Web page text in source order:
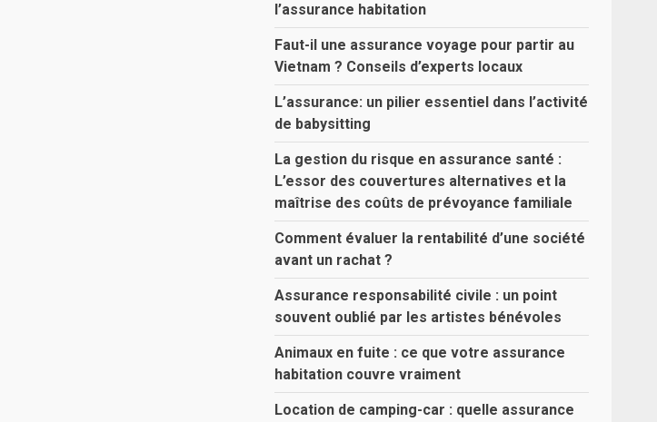
l’assurance habitation
Faut-il une assurance voyage pour partir au
Vietnam ? Conseils d’experts locaux
L’assurance: un pilier essentiel dans l’activité
de babysitting
La gestion du risque en assurance santé :
L’essor des couvertures alternatives et la
maîtrise des coûts de prévoyance familiale
Comment évaluer la rentabilité d’une société
avant un rachat ?
Assurance responsabilité civile : un point
souvent oublié par les artistes bénévoles
Animaux en fuite : ce que votre assurance
habitation couvre vraiment
Location de camping-car : quelle assurance